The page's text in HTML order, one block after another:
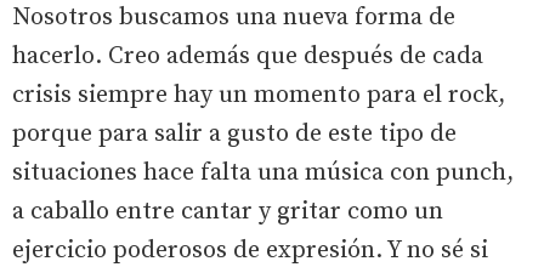
Nosotros buscamos una nueva forma de
hacerlo. Creo además que después de cada
crisis siempre hay un momento para el rock,
porque para salir a gusto de este tipo de
situaciones hace falta una música con punch,
a caballo entre cantar y gritar como un
ejercicio poderosos de expresión. Y no sé si